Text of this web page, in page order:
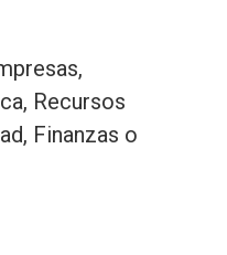
Recursos
Finanzas o